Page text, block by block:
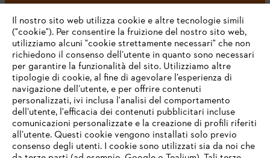
#STIHL
L’azienda
Il nostro sito web utilizza cookie e altre tecnologie simili
("cookie"). Per consentire la fruizione del nostro sito web,
utilizziamo alcuni "cookie strettamente necessari" che non
richiedono il consenso dell’utente in quanto sono necessari
per garantire la funzionalità del sito. Utilizziamo altre
tipologie di cookie, al fine di agevolare l’esperienza di
navigazione dell’utente, e per offrire contenuti
personalizzati, ivi inclusa l'analisi del comportamento
dell’utente, l'efficacia dei contenuti pubblicitari incluse
comunicazioni personalizzate e la creazione di profili riferiti
all’utente. Questi cookie vengono installati solo previo
consenso degli utenti. I cookie sono utilizzati sia da noi che